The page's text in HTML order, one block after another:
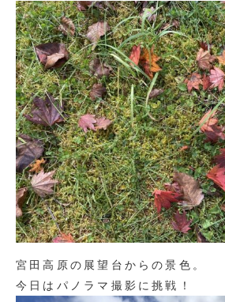
宮田高原の展望台からの景色。
今日はパノラマ撮影に挑戦！